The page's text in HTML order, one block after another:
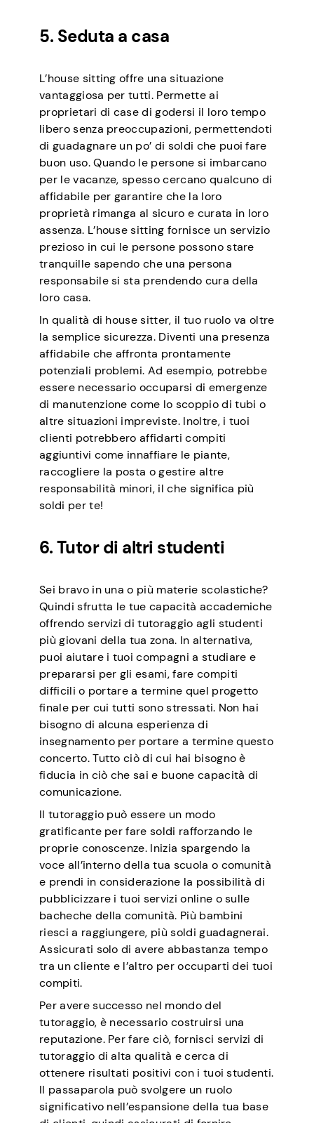
5. Seduta a casa
L’house sitting offre una situazione
vantaggiosa per tutti. Permette ai
proprietari di case di godersi il loro tempo
libero senza preoccupazioni, permettendoti
di guadagnare un po’ di soldi che puoi fare
buon uso. Quando le persone si imbarcano
per le vacanze, spesso cercano qualcuno di
affidabile per garantire che la loro
proprietà rimanga al sicuro e curata in loro
assenza. L’house sitting fornisce un servizio
prezioso in cui le persone possono stare
tranquille sapendo che una persona
responsabile si sta prendendo cura della
loro casa.
In qualità di house sitter, il tuo ruolo va oltre
la semplice sicurezza. Diventi una presenza
affidabile che affronta prontamente
potenziali problemi. Ad esempio, potrebbe
essere necessario occuparsi di emergenze
di manutenzione come lo scoppio di tubi o
altre situazioni impreviste. Inoltre, i tuoi
clienti potrebbero affidarti compiti
aggiuntivi come innaffiare le piante,
raccogliere la posta o gestire altre
responsabilità minori, il che significa più
soldi per te!
6. Tutor di altri studenti
Sei bravo in una o più materie scolastiche?
Quindi sfrutta le tue capacità accademiche
offrendo servizi di tutoraggio agli studenti
più giovani della tua zona. In alternativa,
puoi aiutare i tuoi compagni a studiare e
prepararsi per gli esami, fare compiti
difficili o portare a termine quel progetto
finale per cui tutti sono stressati. Non hai
bisogno di alcuna esperienza di
insegnamento per portare a termine questo
concerto. Tutto ciò di cui hai bisogno è
fiducia in ciò che sai e buone capacità di
comunicazione.
Il tutoraggio può essere un modo
gratificante per fare soldi rafforzando le
proprie conoscenze. Inizia spargendo la
voce all’interno della tua scuola o comunità
e prendi in considerazione la possibilità di
pubblicizzare i tuoi servizi online o sulle
bacheche della comunità. Più bambini
riesci a raggiungere, più soldi guadagnerai.
Assicurati solo di avere abbastanza tempo
tra un cliente e l’altro per occuparti dei tuoi
compiti.
Per avere successo nel mondo del
tutoraggio, è necessario costruirsi una
reputazione. Per fare ciò, fornisci servizi di
tutoraggio di alta qualità e cerca di
ottenere risultati positivi con i tuoi studenti.
Il passaparola può svolgere un ruolo
significativo nell’espansione della tua base